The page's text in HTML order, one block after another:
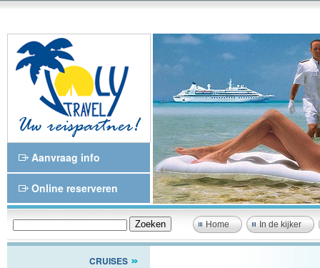
Aanvraag info
Online reserveren
Home In de kijker
CRUISES